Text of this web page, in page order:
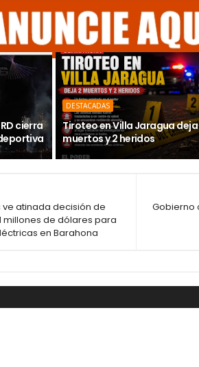
cierra
DESTACADAS
Tiroteo en Villa Jaragua deja
muertos y 2 heridos
Gobierno
atinada decisión de
millones de dólares para
en Barahona